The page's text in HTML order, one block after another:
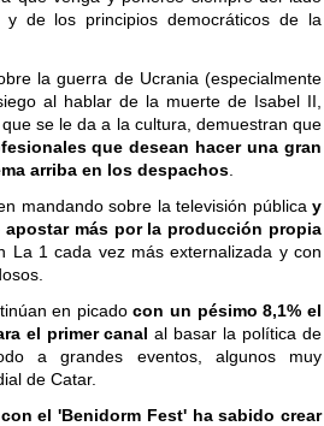
de los principios democráticos de la
la guerra de Ucrania (especialmente
al hablar de la muerte de Isabel II,
se le da a la cultura, demuestran que
que desean hacer una gran
arriba en los despachos
mandando sobre la televisión pública y
apostar más por la producción propia
La 1 cada vez más externalizada y con
en picadocon un pésimo 8,1% el
el primer canal al basar la política de
a grandes eventos, algunos muy
de Catar.
con el 'Benidorm Fest' ha sabido crear